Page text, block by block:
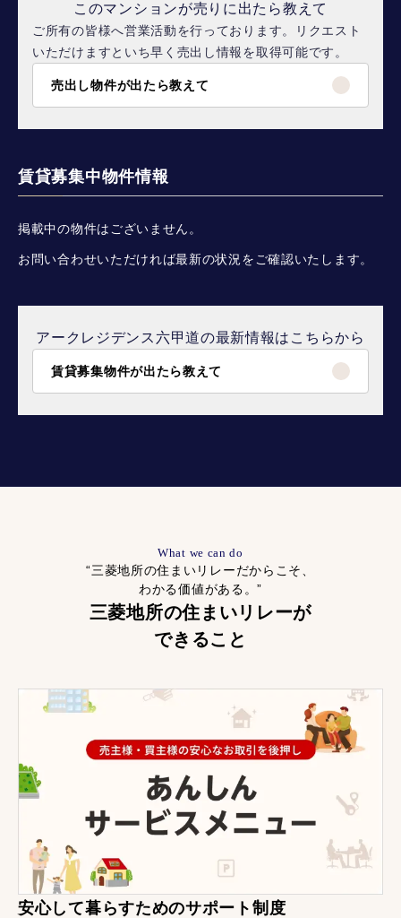
このマンションが売りに出たら教えて
ご所有の皆様へ営業活動を行っております。リクエスト
いただけますといち早く売出し情報を取得可能です。
売出し物件が出たら教えて
賃貸募集中物件情報
掲載中の物件はございません。
お問い合わせいただければ最新の状況をご確認いたします。
アークレジデンス六甲道の最新情報はこちらから
賃貸募集物件が出たら教えて
What we can do
“三菱地所の住まいリレーだからこそ、
わかる価値がある。”
三菱地所の住まいリレーが
できること
安心して暮らすためのサポート制度